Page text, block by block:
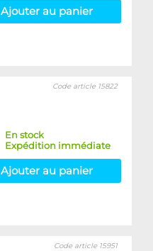
Ajouter au panier
Code article 15822
En stock
Expédition immédiate
Ajouter au panier
Code article 15951